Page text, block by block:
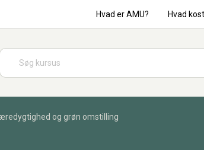
Hvad er AMU? Hvad
og grøn omstilling